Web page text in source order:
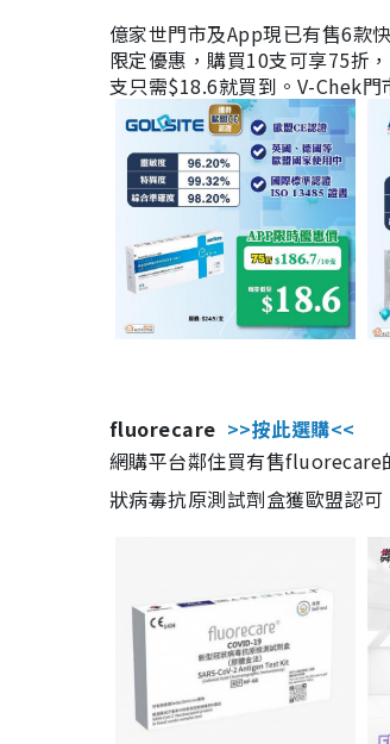
億家世門市及App現已有售6款
限定優惠，購買10支可享75折
支只需$18.6就買到。V-Chek
fluorecare >>按此選購<<
網購平台鄰住買有售fluorecare
狀病毒抗原測試劑盒獲歐盟認